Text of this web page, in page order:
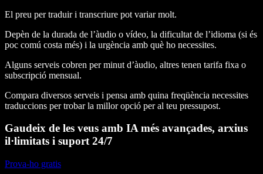
El preu per traduir i transcriure pot variar molt.
Depèn de la durada de l’àudio o vídeo, la dificultat de l’idioma (si és
poc comú costa més) i la urgència amb què ho necessites.
Alguns serveis cobren per minut d’àudio, altres tenen tarifa fixa o
subscripció mensual.
Compara diversos serveis i pensa amb quina freqüència necessites
traduccions per trobar la millor opció per al teu pressupost.
Gaudeix de les veus amb IA més avançades, arxius
il·limitats i suport 24/7
Prova-ho gratis